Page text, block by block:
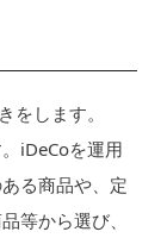
をします。
iDeCoを運用
る商品や、定
等から選び、